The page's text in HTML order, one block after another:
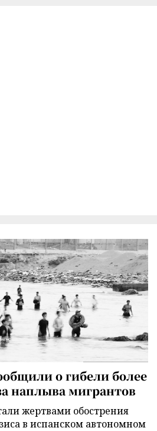
о гибели более
наплыва мигрантов
жертвами обострения
в испанском автономном